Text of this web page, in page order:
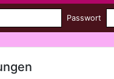
Passwort